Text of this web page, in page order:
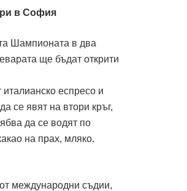
в София
Шампионата в два
ще бъдат открити
еспресо и
се явят на втори кръг,
да се водят по
на прах, мляко.
международни съдии,